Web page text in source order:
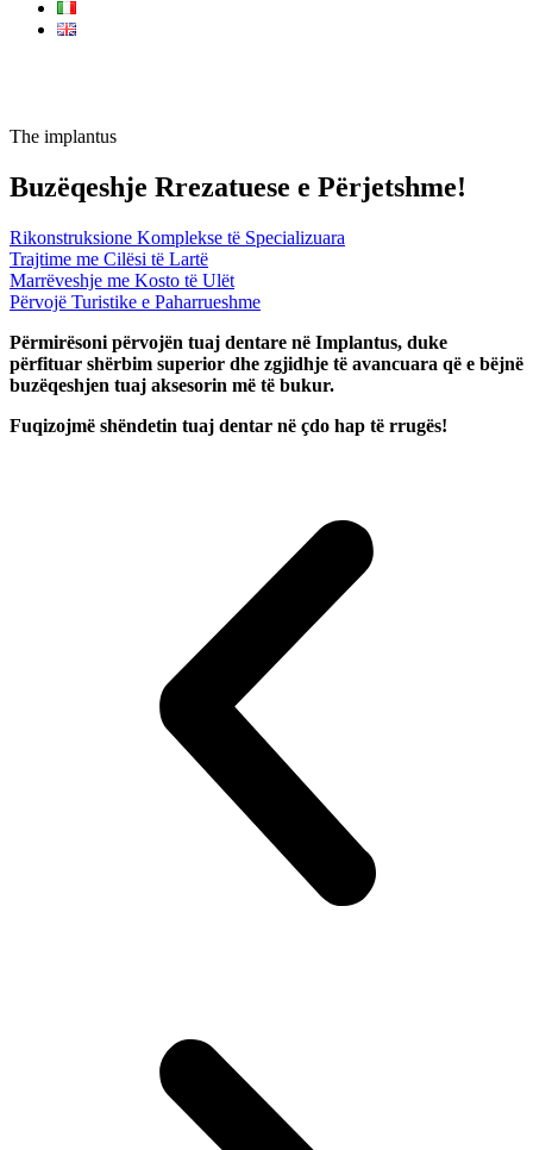
The implantus
Buzëqeshje Rrezatuese e Përjetshme!
Rikonstruksione Komplekse të Specializuara
Trajtime me Cilësi të Lartë
Marrëveshje me Kosto të Ulët
Përvojë Turistike e Paharrueshme
Përmirësoni përvojën tuaj dentare në Implantus, duke
përfituar shërbim superior dhe zgjidhje të avancuara që e bëjnë
buzëqeshjen tuaj aksesorin më të bukur.
Fuqizojmë shëndetin tuaj dentar në çdo hap të rrugës!